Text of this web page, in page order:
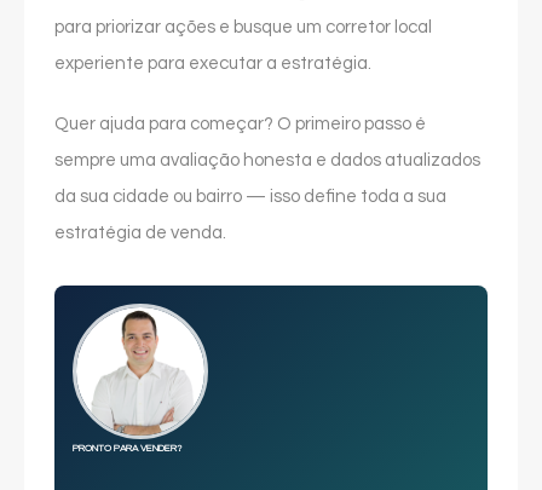
para priorizar ações e busque um corretor local
experiente para executar a estratégia.
Quer ajuda para começar? O primeiro passo é
sempre uma avaliação honesta e dados atualizados
da sua cidade ou bairro — isso define toda a sua
estratégia de venda.
PRONTO PARA VENDER?